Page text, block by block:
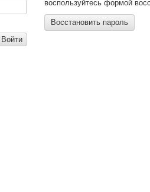
Войти
воспользуйтесь формой
Восстановить пароль